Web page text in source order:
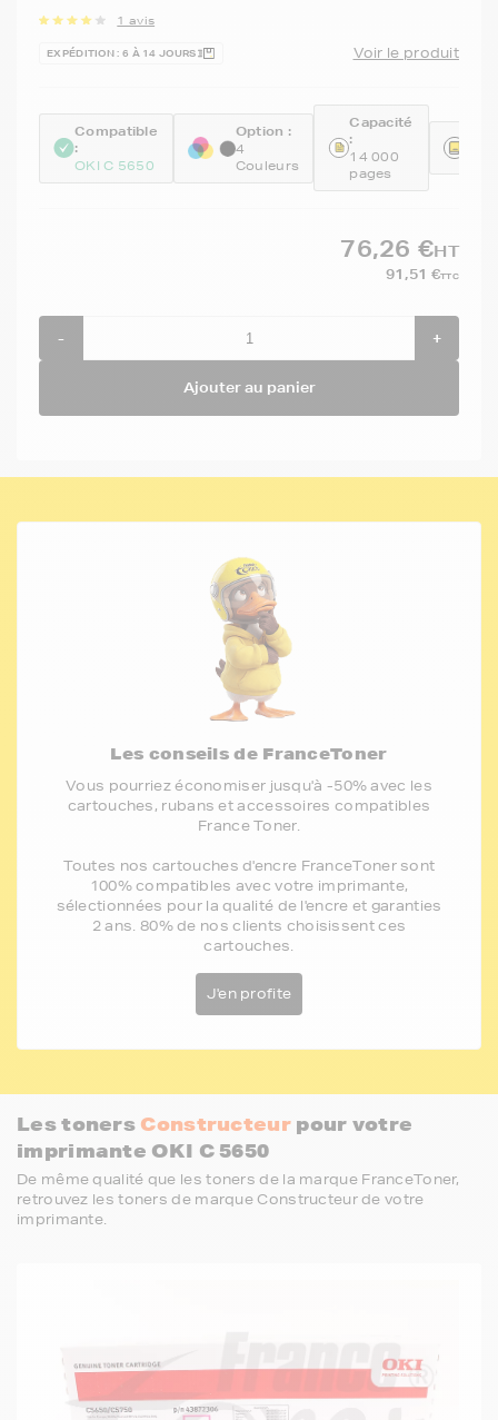
1 avis
EXPÉDITION : 6 À 14 JOURS Voir le produit
Compatible
:
OKI C 5650
Option :
4
Couleurs
Capacité
:
14 000
pages
76,26 €HT
91,51 €TTC
- +
Ajouter au panier
Les conseils de FranceToner
Vous pourriez économiser jusqu'à -50% avec les
cartouches, rubans et accessoires compatibles
France Toner.
Toutes nos cartouches d'encre FranceToner sont
100% compatibles avec votre imprimante,
sélectionnées pour la qualité de l'encre et garanties
2 ans. 80% de nos clients choisissent ces
cartouches.
J'en profite
Les toners Constructeurpour votre
imprimante OKI C 5650
De même qualité que les toners de la marque FranceToner,
retrouvez les toners de marque Constructeur de votre
imprimante.